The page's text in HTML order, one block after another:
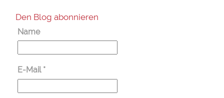
Den Blog abonnieren
Name
E-Mail *